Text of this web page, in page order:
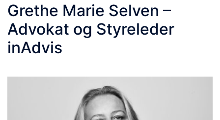
Grethe Marie Selven –
Advokat og Styreleder
inAdvis